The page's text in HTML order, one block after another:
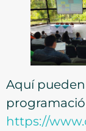
Aquí
https://